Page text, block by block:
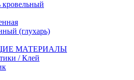
(глухарь)
МАТЕРИАЛЫ
/ Клей